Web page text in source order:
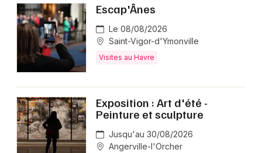
Escap'Ânes
Le 08/08/2026
Saint-Vigor-d'Ymonville
Visites au Havre
Exposition : Art d'été -
Peinture et sculpture
Jusqu'au 30/08/2026
Angerville-l'Orcher